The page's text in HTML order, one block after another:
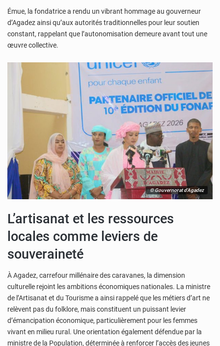
Émue, la fondatrice a rendu un vibrant hommage au gouverneur
d’Agadez ainsi qu’aux autorités traditionnelles pour leur soutien
constant, rappelant que l’autonomisation demeure avant tout une
œuvre collective.
© Gouvernorat d'Agadez
L’artisanat et les ressources
locales comme leviers de
souveraineté
À Agadez, carrefour millénaire des caravanes, la dimension
culturelle rejoint les ambitions économiques nationales. La ministre
de l’Artisanat et du Tourisme a ainsi rappelé que les métiers d’art ne
relèvent pas du folklore, mais constituent un puissant levier
d’émancipation économique, particulièrement pour les femmes
vivant en milieu rural. Une orientation également défendue par la
ministre de la Population, déterminée à renforcer l’accès des jeunes